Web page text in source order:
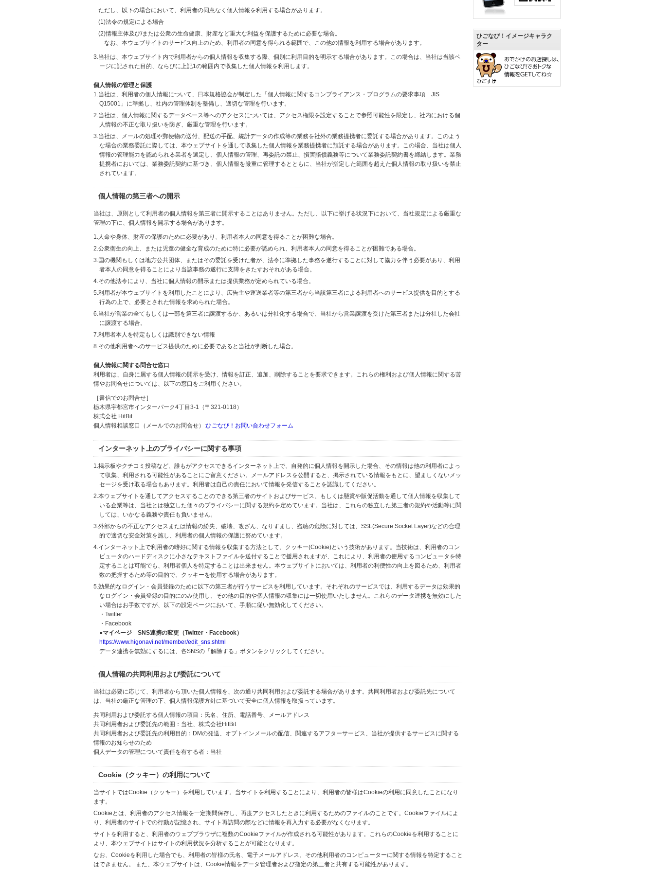
ただし、以下の場合において、利用者の同意なく個人情報を利用する場合があります。
(1)法令の規定による場合
(2)情報主体及び/または公衆の生命健康、財産など重大な利益を保護するために必要な場合。
なお、本ウェブサイトのサービス向上のため、利用者の同意を得られる範囲で、この他の情報を利用する場合があります。
3.当社は、本ウェブサイト内で利用者からの個人情報を収集する際、個別に利用目的を明示する場合があります。この場合は、当社は当該ペ
ージに記された目的、ならびに上記1の範囲内で収集した個人情報を利用します。
個人情報の管理と保護
1.当社は、利用者の個人情報について、日本規格協会が制定した「個人情報に関するコンプライアンス・プログラムの要求事項 JIS
Q15001」に準拠し、社内の管理体制を整備し、適切な管理を行います。
2.当社は、個人情報に関するデータベース等へのアクセスについては、アクセス権限を設定することで参照可能性を限定し、社内における個
人情報の不正な取り扱いを防ぎ、厳重な管理を行います。
3.当社は、メールの処理や郵便物の送付、配送の手配、統計データの作成等の業務を社外の業務提携者に委託する場合があります。このよう
な場合の業務委託に際しては、本ウェブサイトを通して収集した個人情報を業務提携者に預託する場合があります。この場合、当社は個人
情報の管理能力を認められる業者を選定し、個人情報の管理、再委託の禁止、損害賠償義務等について業務委託契約書を締結します。業務
提携者においては、業務委託契約に基づき、個人情報を厳重に管理するとともに、当社が指定した範囲を超えた個人情報の取り扱いを禁止
されています。
個人情報の第三者への開示
当社は、原則として利用者の個人情報を第三者に開示することはありません。ただし、以下に挙げる状況下において、当社規定による厳重な
管理の下に、個人情報を開示する場合があります。
1.人命や身体、財産の保護のために必要があり、利用者本人の同意を得ることが困難な場合。
2.公衆衛生の向上、または児童の健全な育成のために特に必要が認められ、利用者本人の同意を得ることが困難である場合。
3.国の機関もしくは地方公共団体、またはその委託を受けた者が、法令に準拠した事務を遂行することに対して協力を伴う必要があり、利用
者本人の同意を得ることにより当該事務の遂行に支障をきたすおそれがある場合。
4.その他法令により、当社に個人情報の開示または提供業務が定められている場合。
5.利用者が本ウェブサイトを利用したことにより、広告主や運送業者等の第三者から当該第三者による利用者へのサービス提供を目的とする
行為の上で、必要とされた情報を求められた場合。
6.当社が営業の全てもしくは一部を第三者に譲渡するか、あるいは分社化する場合で、当社から営業譲渡を受けた第三者または分社した会社
に譲渡する場合。
7.利用者本人を特定もしくは識別できない情報
8.その他利用者へのサービス提供のために必要であると当社が判断した場合。
個人情報に関する問合せ窓口
利用者は、自身に属する個人情報の開示を受け、情報を訂正、追加、削除することを要求できます。これらの権利および個人情報に関する苦
情やお問合せについては、以下の窓口をご利用ください。
［書信でのお問合せ］
栃木県宇都宮市インターパーク4丁目3-1（〒321-0118）
株式会社 HitBit
個人情報相談窓口（メールでのお問合せ）:ひごなび！お問い合わせフォーム
インターネット上のプライバシーに関する事項
1.掲示板やクチコミ投稿など、誰もがアクセスできるインターネット上で、自発的に個人情報を開示した場合、その情報は他の利用者によっ
て収集、利用される可能性があることにご留意ください。メールアドレスを公開すると、掲示されている情報をもとに、望ましくないメッ
セージを受け取る場合もあります。利用者は自己の責任において情報を発信することを認識してください。
2.本ウェブサイトを通してアクセスすることのできる第三者のサイトおよびサービス、もしくは懸賞や販促活動を通して個人情報を収集して
いる企業等は、当社とは独立した個々のプライバシーに関する規約を定めています。当社は、これらの独立した第三者の規約や活動等に関
しては、いかなる義務や責任も負いません。
3.外部からの不正なアクセスまたは情報の紛失、破壊、改ざん、なりすまし、盗聴の危険に対しては、SSL(Secure Socket Layer)などの合理
的で適切な安全対策を施し、利用者の個人情報の保護に努めています。
4.インターネット上で利用者の嗜好に関する情報を収集する方法として、クッキー(Cookie)という技術があります。当技術は、利用者のコン
ピュータのハードディスクに小さなテキストファイルを送付することで援用されますが、これにより、利用者の使用するコンピュータを特
定することは可能でも、利用者個人を特定することは出来ません。本ウェブサイトにおいては、利用者の利便性の向上を図るため、利用者
数の把握するため等の目的で、クッキーを使用する場合があります。
5.効果的なログイン・会員登録のために以下の第三者が行うサービスを利用しています。それぞれのサービスでは、利用するデータは効果的
なログイン・会員登録の目的にのみ使用し、その他の目的や個人情報の収集には一切使用いたしません。これらのデータ連携を無効にした
い場合はお手数ですが、以下の設定ページにおいて、手順に従い無効化してください。
・Twitter
・Facebook
●マイページ SNS連携の変更（Twitter・Facebook）
https://www.higonavi.net/member/edit_sns.shtml
データ連携を無効にするには、各SNSの「解除する」ボタンをクリックしてください。
個人情報の共同利用および委託について
当社は必要に応じて、利用者から頂いた個人情報を、次の通り共同利用および委託する場合があります。共同利用者および委託先について
は、当社の厳正な管理の下、個人情報保護方針に基づいて安全に個人情報を取扱っています。
共同利用および委託する個人情報の項目：氏名、住所、電話番号、メールアドレス
共同利用者および委託先の範囲：当社、株式会社HitBit
共同利用者および委託先の利用目的：DMの発送、オプトインメールの配信、関連するアフターサービス、当社が提供するサービスに関する
情報のお知らせのため
個人データの管理について責任を有する者：当社
Cookie（クッキー）の利用について
当サイトではCookie（クッキー）を利用しています。当サイトを利用することにより、利用者の皆様はCookieの利用に同意したことになり
ます。
Cookieとは、利用者のアクセス情報を一定期間保存し、再度アクセスしたときに利用するためのファイルのことです。Cookieファイルによ
り、利用者のサイトでの行動が記憶され、サイト再訪問の際などに情報を再入力する必要がなくなります。
サイトを利用すると、利用者のウェブブラウザに複数のCookieファイルが作成される可能性があります。これらのCookieを利用することに
より、本ウェブサイトはサイトの利用状況を分析することが可能となります。
なお、Cookieを利用した場合でも、利用者の皆様の氏名、電子メールアドレス、その他利用者のコンピューターに関する情報を特定すること
はできません。 また、本ウェブサイトは、Cookie情報をデータ管理者および指定の第三者と共有する可能性があります。
ひごなび！イメージキャラク
ター